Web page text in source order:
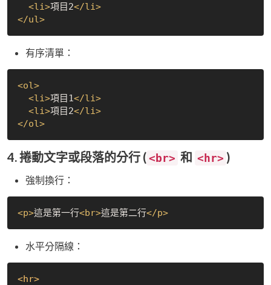
<li>項目2</li>
</ul>
有序清單：
<ol>
<li>項目1</li>
<li>項目2</li>
</ol>
4. 捲動文字或段落的分行 (<br> 和 <hr> )
強制換行：
<p>這是第一行<br>這是第二行</p>
水平分隔線：
<hr>